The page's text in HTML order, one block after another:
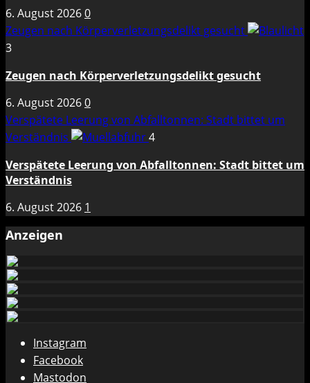
6. August 20260
Zeugen nach Körperverletzungsdelikt gesucht
3
Zeugen nach Körperverletzungsdelikt gesucht
6. August 20260
Verspätete Leerung von Abfalltonnen: Stadt bittet um
Verständnis
4
Verspätete Leerung von Abfalltonnen: Stadt bittet um
Verständnis
6. August 2026 1
Anzeigen
Instagram
Facebook
Mastodon